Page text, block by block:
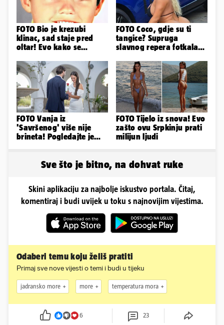
FOTO Bio je krezubi
klinac, sad staje pred
oltar! Evo kako se
najvećih...
FOTO Coco, gdje su ti
tangice? Supruga
slavnog repera fotkala
sve
FOTO Vanja iz
'Savršenog' više nije
brineta! Pogledajte je
FOTO Tijelo iz snova! Evo
zašto ovu Srpkinju prati
milijun ljudi
Sve što je bitno, na dohvat ruke
Skini aplikaciju za najbolje iskustvo portala. Čitaj,
komentiraj i budi uvijek u toku s najnovijim vijestima.
Odaberi temu koju želiš pratiti
Primaj sve nove vijesti o temi i budi u tijeku
jadransko more more temperatura mora
6 23